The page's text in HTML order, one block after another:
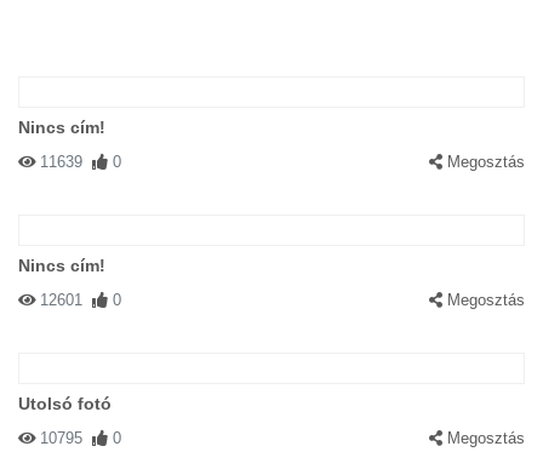
Nincs cím!
11639 0 Megosztás
Nincs cím!
12601 0 Megosztás
Utolsó fotó
10795 0 Megosztás